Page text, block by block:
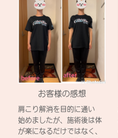
お客様の感想
肩こり解消を目的に通い
始めましたが、施術後は体
が楽になるだけではなく、